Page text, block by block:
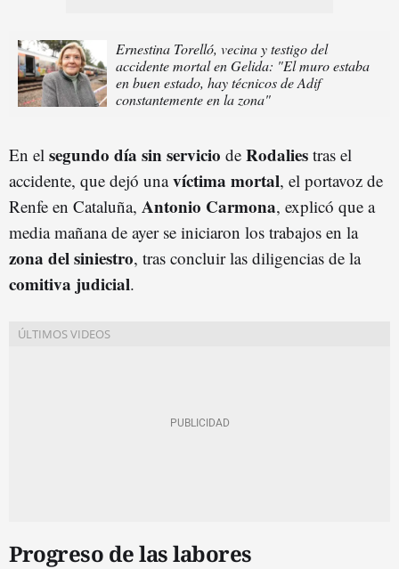
Ernestina Torelló, vecina y testigo del
accidente mortal en Gelida: "El muro estaba
en buen estado, hay técnicos de Adif
constantemente en la zona"
En el segundo día sin servicio de Rodalies tras el
accidente, que dejó unavíctima mortal, el portavoz de
Renfe en Cataluña, Antonio Carmona, explicó que a
media mañana de ayer se iniciaron los trabajos en la
zona del siniestro, tras concluir las diligencias de la
comitiva judicial.
Progreso de las labores